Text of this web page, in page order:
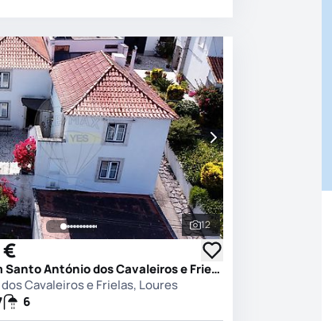
Ver todas as fotografias
12
Moradia T7 em Santo António dos Cavaleiros e Frielas, Loures
Cavaleiros e Frielas, Loures
6